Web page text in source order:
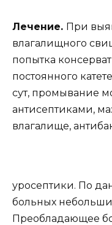
Лечение. При
влагалищного
попытка
постоянного
сут, промывание
антисептиками,
влагалище,
уросептики. По
больных
Преобладающее